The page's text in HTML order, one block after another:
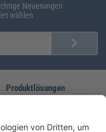
Neuerungen
wählen
Produktlösungen
AKADEMIE HERKERT